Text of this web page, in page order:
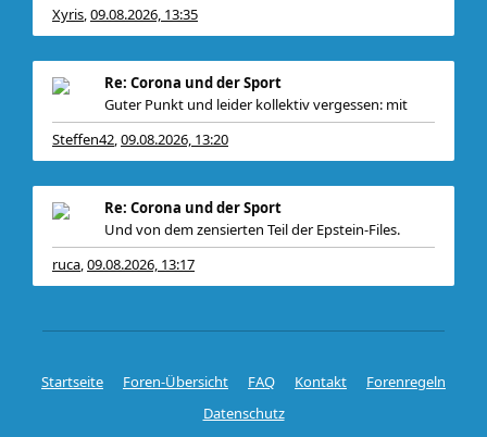
Xyris,09.08.2026, 13:35
Re: Corona und der Sport
Guter Punkt und leider kollektiv vergessen: mit
Steffen42,09.08.2026, 13:20
Re: Corona und der Sport
Und von dem zensierten Teil der Epstein-Files.
ruca,09.08.2026, 13:17
Startseite Foren-Übersicht FAQ Kontakt
Forenregeln
Datenschutz